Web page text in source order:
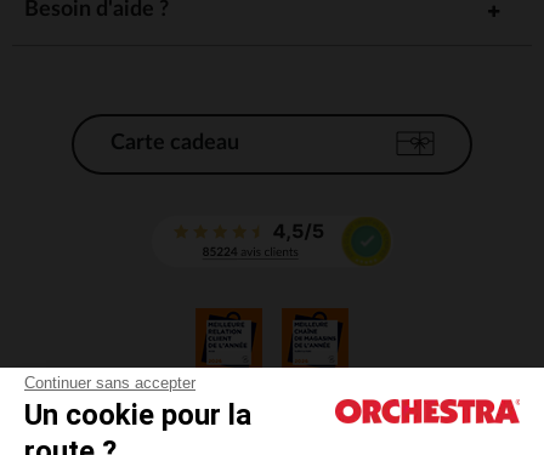
Continuer sans accepter
Un cookie pour la
Besoin d'aide ?
Carte cadeau